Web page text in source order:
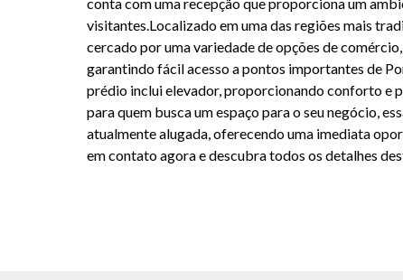
visitantes.Localizado em uma das regiões mais
cercado por uma variedade de opções de
garantindo fácil acesso a pontos importantes de
prédio inclui elevador, proporcionando conforto e
para quem busca um espaço para o seu negócio,
atualmente alugada, oferecendo uma imediata
em contato agora e descubra todos os detalhes